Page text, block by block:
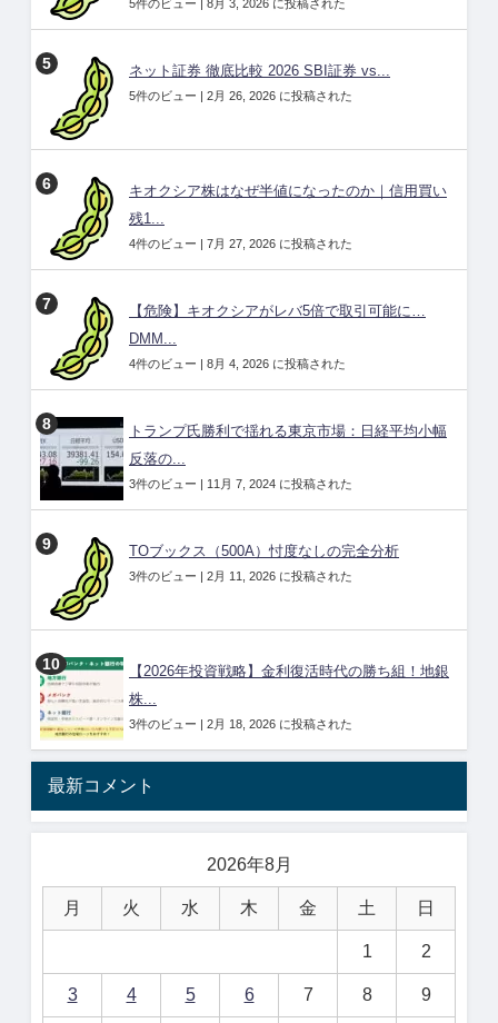
5件のビュー 8月 3, 2026 に投稿された
ネット証券 徹底比較 2026 SBI証券 vs...
5件のビュー | 2月 26, 2026 に投稿された
キオクシア株はなぜ半値になったのか｜信用買い
残1...
4件のビュー | 7月 27, 2026 に投稿された
【危険】キオクシアがレバ5倍で取引可能に…
DMM...
4件のビュー | 8月 4, 2026 に投稿された
トランプ氏勝利で揺れる東京市場：日経平均小幅
反落の...
3件のビュー | 11月 7, 2024 に投稿された
TOブックス（500A）忖度なしの完全分析
3件のビュー | 2月 11, 2026 に投稿された
【2026年投資戦略】金利復活時代の勝ち組！地銀
株...
3件のビュー | 2月 18, 2026 に投稿された
最新コメント
2026年8月
月 火 水 木 金 土 日
1 2
3 4 5 6 7 8 9